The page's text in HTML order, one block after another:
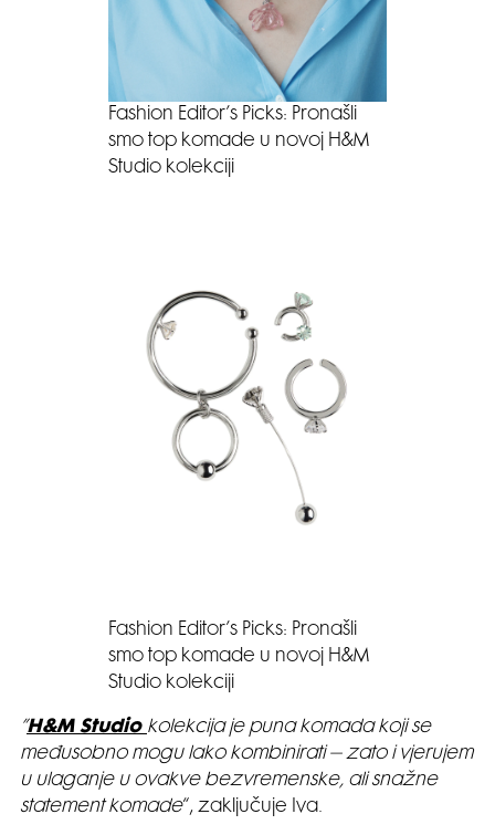
Fashion Editor’s Picks: Pronašli
smo top komade u novoj H&M
Studio kolekciji
Fashion Editor’s Picks: Pronašli
smo top komade u novoj H&M
Studio kolekciji
”H&M Studio kolekcija je puna komada koji se
međusobno mogu lako kombinirati – zato i vjerujem
u ulaganje u ovakve bezvremenske, ali snažne
statement komade“, zaključuje Iva.